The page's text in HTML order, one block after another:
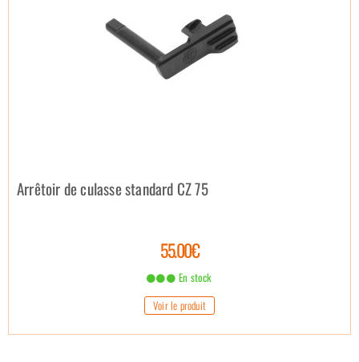
Arrêtoir de culasse standard CZ 75
55.00€
En stock
Voir le produit